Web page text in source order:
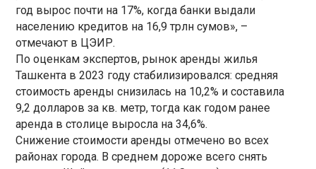
год вырос почти на 17%, когда банки выдали
населению кредитов на 16,9 трлн сумов», –
отмечают в ЦЭИР.
По оценкам экспертов, рынок аренды жилья
Ташкента в 2023 году стабилизировался: средняя
стоимость аренды снизилась на 10,2% и составила
9,2 долларов за кв. метр, тогда как годом ранее
аренда в столице выросла на 34,6%.
Снижение стоимости аренды отмечено во всех
районах города. В среднем дороже всего снять